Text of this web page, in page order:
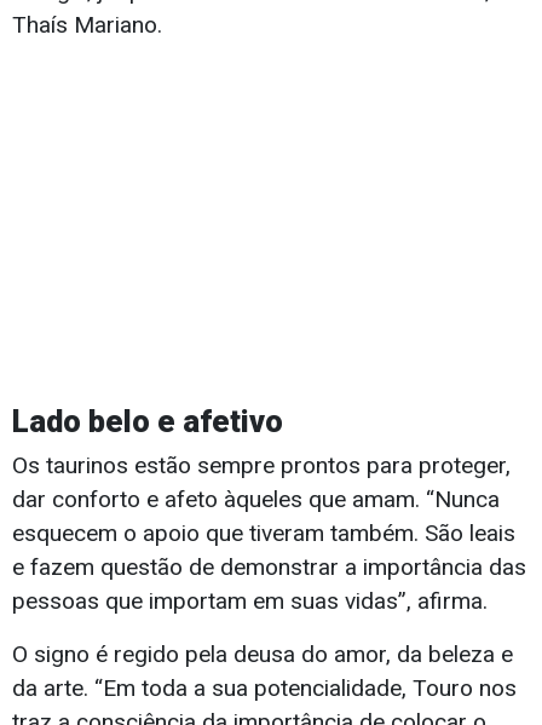
Thaís Mariano.
Lado belo e afetivo
Os taurinos estão sempre prontos para proteger,
dar conforto e afeto àqueles que amam. “Nunca
esquecem o apoio que tiveram também. São leais
e fazem questão de demonstrar a importância das
pessoas que importam em suas vidas”, afirma.
O signo é regido pela deusa do amor, da beleza e
da arte. “Em toda a sua potencialidade, Touro nos